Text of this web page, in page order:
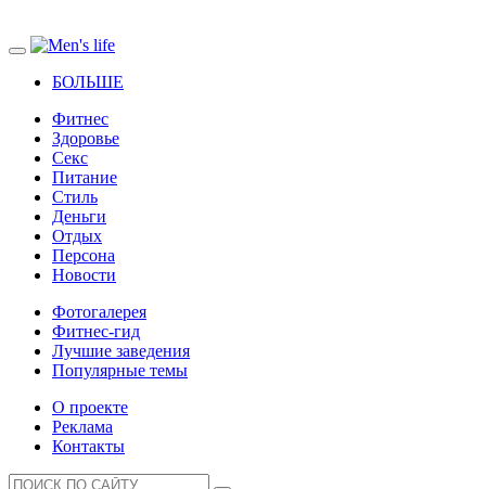
БОЛЬШЕ
Фитнес
Здоровье
Секс
Питание
Стиль
Деньги
Отдых
Персона
Новости
Фотогалерея
Фитнес-гид
Лучшие заведения
Популярные темы
О проекте
Реклама
Контакты